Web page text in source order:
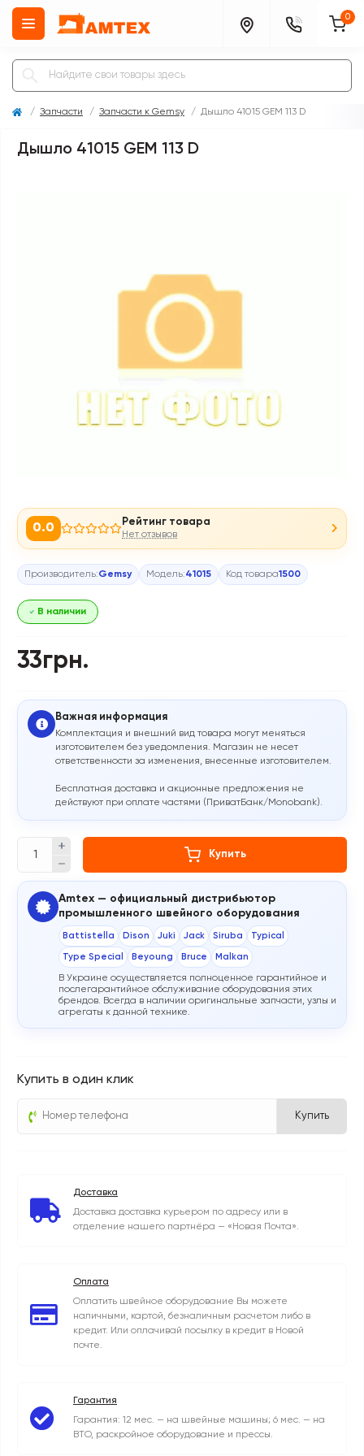
0
Запчасти Запчасти к Gemsy Дышло 41015 GEM 113 D
Дышло 41015 GEM 113 D
0.0 Рейтинг товара
Нет отзывов
Производитель:Gemsy Модель:41015 Код товара1500
В наличии
33грн.
Важная информация
Комплектация и внешний вид товара могут меняться
изготовителем без уведомления. Магазин не несет
ответственности за изменения, внесенные изготовителем.
Бесплатная доставка и акционные предложения не
действуют при оплате частями (ПриватБанк/Monobank).
Купить
Amtex — официальный дистрибьютор
промышленного швейного оборудования
Battistella Dison Juki Jack Siruba Typical
Type Special Beyoung Bruce Malkan
В Украине осуществляется полноценное гарантийное и
послегарантийное обслуживание оборудования этих
брендов. Всегда в наличии оригинальные запчасти, узлы и
агрегаты к данной технике.
Купить в один клик
Купить
Доставка
Доставка доставка курьером по адресу или в
отделение нашего партнёра — «Новая Почта».
Оплата
Оплатить швейное оборудование Вы можете
наличными, картой, безналичным расчетом либо в
кредит. Или оплачивай посылку в кредит в Новой
почте.
Гарантия
Гарантия: 12 мес. — на швейные машины; 6 мес. — на
ВТО, раскройное оборудование и прессы.